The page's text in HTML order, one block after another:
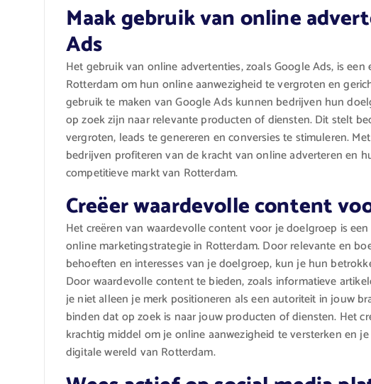
Maak gebruik van online
Ads
Het gebruik van online advertenties, zoals Google Ads, is
Rotterdam om hun online aanwezigheid te vergroten en
gebruik te maken van Google Ads kunnen bedrijven hun
op zoek zijn naar relevante producten of diensten. Dit stelt
vergroten, leads te genereren en conversies te stimuleren.
bedrijven profiteren van de kracht van online adverteren en
competitieve markt van Rotterdam.
Creëer waardevolle content
Het creëren van waardevolle content voor je doelgroep is
online marketingstrategie in Rotterdam. Door relevante en
behoeften en interesses van je doelgroep, kun je hun
Door waardevolle content te bieden, zoals informatieve
je niet alleen je merk positioneren als een autoriteit in jouw
binden dat op zoek is naar jouw producten of diensten. Het
krachtig middel om je online aanwezigheid te versterken en
digitale wereld van Rotterdam.